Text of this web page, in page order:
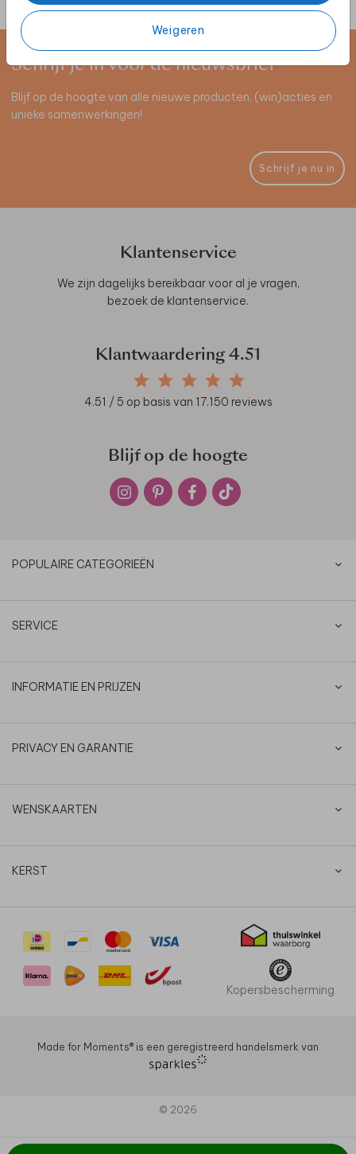
Weigeren
Schrijf je in voor de nieuwsbrief
Blijf op de hoogte van alle nieuwe producten, (win)acties en
unieke samenwerkingen!
Schrijf je nu in
Klantenservice
We zijn dagelijks bereikbaar voor al je vragen,
bezoek de klantenservice.
Klantwaardering 4.51
4.51 / 5 op basis van 17.150 reviews
Blijf op de hoogte
POPULAIRE CATEGORIEËN
SERVICE
INFORMATIE EN PRIJZEN
PRIVACY EN GARANTIE
WENSKAARTEN
KERST
Kopersbescherming
Made for Moments®️ is een geregistreerd handelsmerk van
© 2026